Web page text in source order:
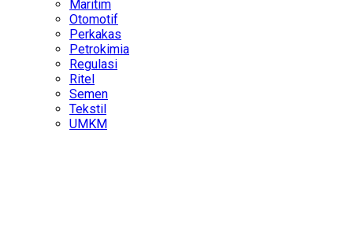
Maritim
Otomotif
Perkakas
Petrokimia
Regulasi
Ritel
Semen
Tekstil
UMKM